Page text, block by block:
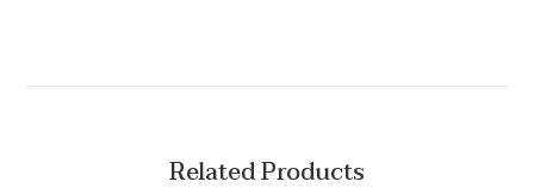
Related Products